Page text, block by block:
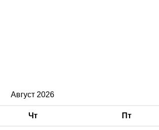
Август 2026
Чт Пт